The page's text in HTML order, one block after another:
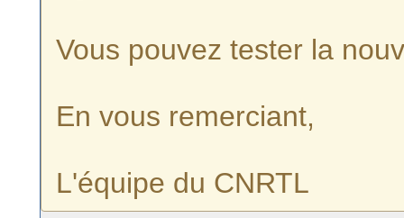
Vous pouvez tester la
En vous remerciant,
L'équipe du CNRTL